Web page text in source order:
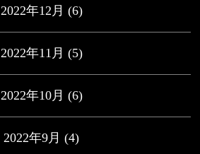
2022年12月 (6)
2022年11月 (5)
2022年10月 (6)
2022年9月 (4)